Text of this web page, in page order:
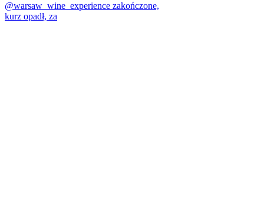
@warsaw_wine_experience zakończone,
kurz opadł, za